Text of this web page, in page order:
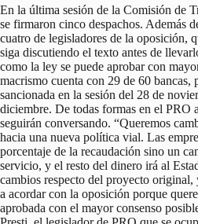
En la última sesión de la Comisión de
se firmaron cinco despachos. Además
cuatro de legisladores de la oposición,
siga discutiendo el texto antes de
como la ley se puede aprobar con
macrismo cuenta con 29 de 60 bancas,
sancionada en la sesión del 28 de
diciembre. De todas formas en el PRO
seguirán conversando. “Queremos
hacia una nueva política vial. Las
porcentaje de la recaudación sino un
servicio, y el resto del dinero irá al
cambios respecto del proyecto original,
a acordar con la oposición porque
aprobada con el mayor consenso